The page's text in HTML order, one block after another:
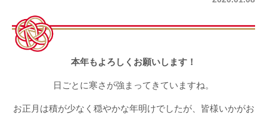
本年もよろしくお願いします！
日ごとに寒さが強まってきていますね。
お正月は積が少なく穏やかな年明けでしたが、皆様いかがお